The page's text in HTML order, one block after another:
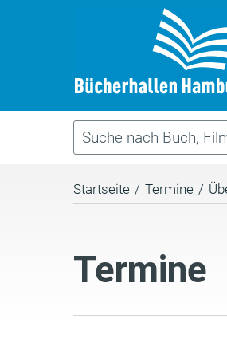
Startseite / Termine /
Termine